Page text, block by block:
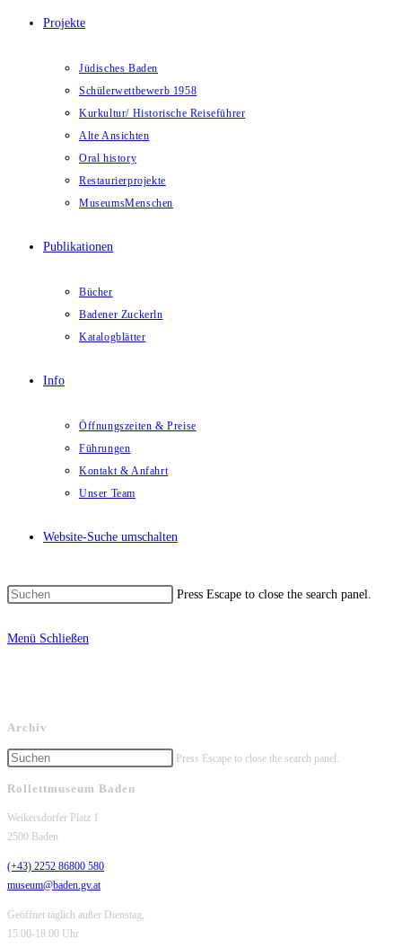
Projekte
Jüdisches Baden
Schülerwettbewerb 1958
Kurkultur/ Historische Reiseführer
Alte Ansichten
Oral history
Restaurierprojekte
MuseumsMenschen
Publikationen
Bücher
Badener Zuckerln
Katalogblätter
Info
Öffnungszeiten & Preise
Führungen
Kontakt & Anfahrt
Unser Team
Website-Suche umschalten
Press Escape to close the search panel.
Menü Schließen
Archiv
Press Escape to close the search panel.
Rollettmuseum Baden
Weikersdorfer Platz 1
2500 Baden
(+43) 2252 86800 580
museum@baden.gv.at
Geöffnet täglich außer Dienstag,
15.00-18.00 Uhr